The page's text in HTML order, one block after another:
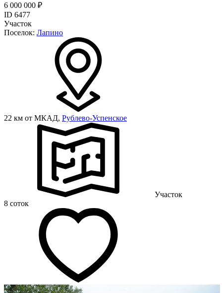
6 000 000 ₽
ID 6477
Участок
Поселок: Лапино
22 км от МКАД, Рублево-Успенское
Участок
8 соток